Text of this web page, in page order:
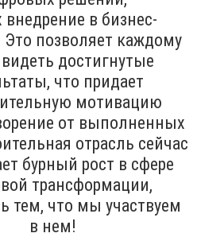
внедрение в бизнес-
позволяет каждому
достигнутые
что придает
мотивацию
от выполненных
отрасль сейчас
бурный рост в сфере
трансформации,
тем, что мы участвуем
в нем!